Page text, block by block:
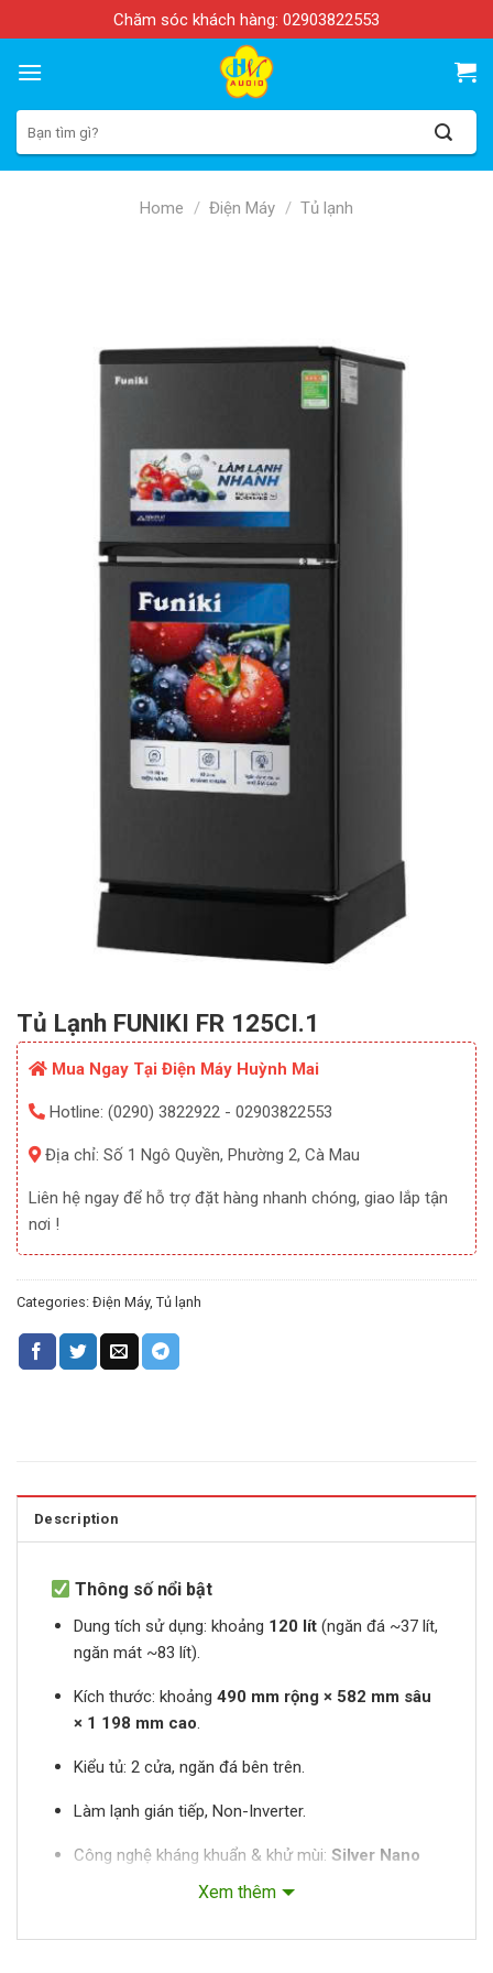
to
content
Chăm sóc khách hàng: 02903822553
for:
Home / Điện Máy / Tủ lạnh
Tủ Lạnh FUNIKI FR 125CI.1
Mua Ngay Tại Điện Máy Huỳnh Mai
Hotline: (0290) 3822922 - 02903822553
Địa chỉ: Số 1 Ngô Quyền, Phường 2, Cà Mau
Liên hệ ngay để hỗ trợ đặt hàng nhanh chóng, giao lắp tận
nơi !
Categories: Điện Máy, Tủ lạnh
Description
Thông số nổi bật
Dung tích sử dụng: khoảng 120 lít(ngăn đá ~37 lít,
ngăn mát ~83 lít).
Kích thước: khoảng 490 mm rộng × 582 mm sâu
× 1 198 mm cao.
Kiểu tủ: 2 cửa, ngăn đá bên trên.
Làm lạnh gián tiếp, Non-Inverter.
Công nghệ kháng khuẩn & khử mùi: Silver Nano
Xem thêm